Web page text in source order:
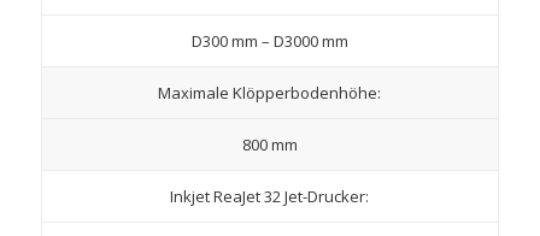
D300 mm – D3000 mm
Maximale Klöpperbodenhöhe:
800 mm
Inkjet ReaJet 32 ​​​​Jet-Drucker: